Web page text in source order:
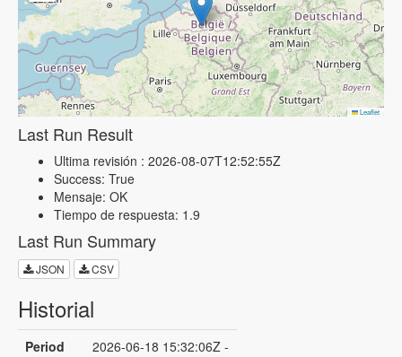
Leaflet
Last Run Result
Ultima revisión : 2026-08-07T12:52:55Z
Success: True
Mensaje: OK
Tiempo de respuesta: 1.9
Last Run Summary
JSON CSV
Historial
Period
2026-06-18 15:32:06Z -